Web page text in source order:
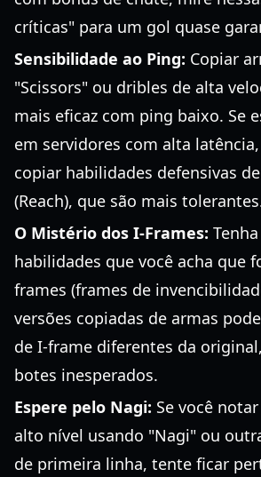
críticas" para um gol quase
Sensibilidade ao Ping: Copiar
"Scissors" ou dribles de alta
mais eficaz com ping baixo. Se
em servidores com alta
copiar habilidades defensivas
(Reach), que são mais
O Mistério dos I-Frames:
habilidades que você acha que
frames (frames de
versões copiadas de armas
de I-frame diferentes da
botes inesperados.
Espere pelo Nagi: Se você
alto nível usando "Nagi" ou
de primeira linha, tente ficar